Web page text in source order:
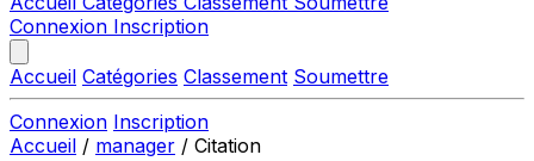
Connexion Inscription
Accueil Catégories Classement Soumettre
Connexion Inscription
Accueil / manager / Citation